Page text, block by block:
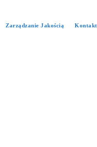
Zarządzanie Jakością Kontakt